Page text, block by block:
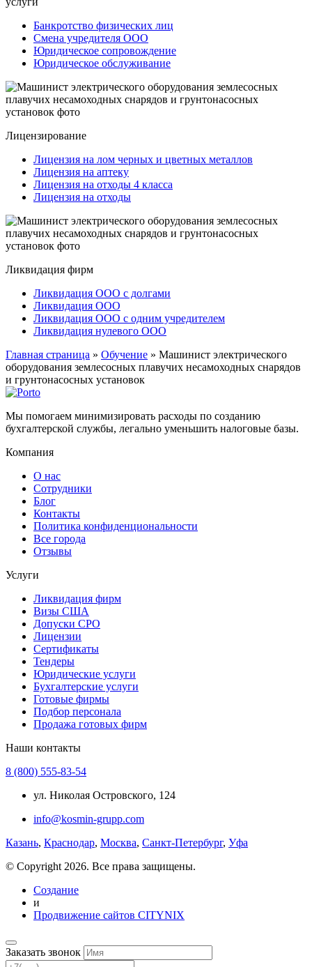
Банкротство физических лиц
Смена учредителя ООО
Юридическое сопровождение
Юридическое обслуживание
Лицензирование
Лицензия на лом черных и цветных металлов
Лицензия на аптеку
Лицензия на отходы 4 класса
Лицензия на отходы
Ликвидация фирм
Ликвидация ООО с долгами
Ликвидация ООО
Ликвидация ООО с одним учредителем
Ликвидация нулевого ООО
Главная страница » Обучение » Машинист электрического
оборудования землесосных плавучих несамоходных снарядов
и грунтонасосных установок
Мы помогаем минимизировать расходы по созданию
бухгалтерской службы, легально уменьшить налоговые базы.
Компания
О нас
Сотрудники
Блог
Контакты
Политика конфиденциональности
Все города
Отзывы
Услуги
Ликвидация фирм
Визы США
Допуски СРО
Лицензии
Сертификаты
Тендеры
Юридические услуги
Бухгалтерские услуги
Готовые фирмы
Подбор персонала
Продажа готовых фирм
Наши контакты
8 (800) 555-83-54
ул. Николая Островского, 124
info@kosmin-grupp.com
Казань, Краснодар, Москва, Санкт-Петербург, Уфа
© Copyright 2026. Все права защищены.
Создание
и
Продвижение сайтов CITYNIX
Заказать звонок